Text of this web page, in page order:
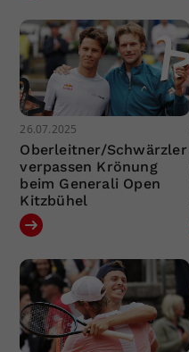
26.07.2025
Oberleitner/Schwärzler
verpassen Krönung
beim Generali Open
Kitzbühel